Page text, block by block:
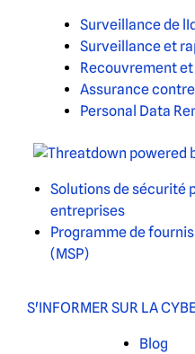
Surveillance de
Surveillance et
Recouvrement
Assurance
Personal Data
Solutions de sécurité
entreprises
Programme de
(MSP)
S'INFORMER SUR LA
Blog